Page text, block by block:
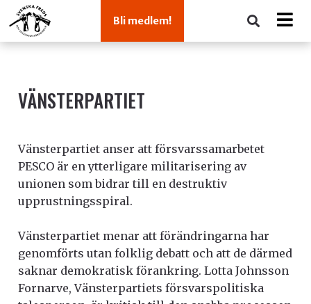
Bli medlem!
VÄNSTERPARTIET
Vänsterpartiet anser att försvarssamarbetet
PESCO är en ytterligare militarisering av
unionen som bidrar till en destruktiv
upprustningsspiral.
Vänsterpartiet menar att förändringarna har
genomförts utan folklig debatt och att de därmed
saknar demokratisk förankring. Lotta Johnsson
Fornarve, Vänsterpartiets försvarspolitiska